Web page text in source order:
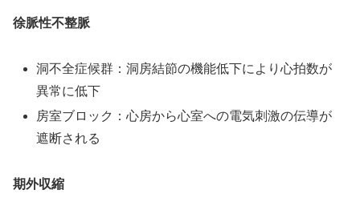
徐脈性不整脈
洞不全症候群：洞房結節の機能低下により心拍数が
異常に低下
房室ブロック：心房から心室への電気刺激の伝導が
遮断される
期外収縮